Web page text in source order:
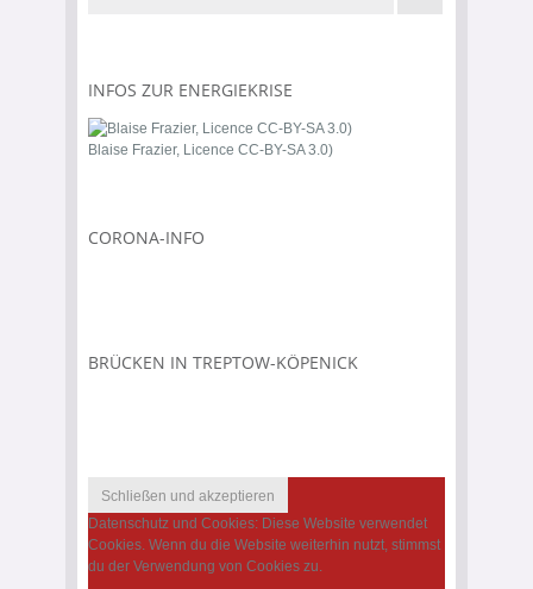
INFOS ZUR ENERGIEKRISE
Blaise Frazier, Licence CC-BY-SA 3.0)
CORONA-INFO
BRÜCKEN IN TREPTOW-KÖPENICK
Datenschutz und Cookies: Diese Website verwendet
Cookies. Wenn du die Website weiterhin nutzt, stimmst
du der Verwendung von Cookies zu.